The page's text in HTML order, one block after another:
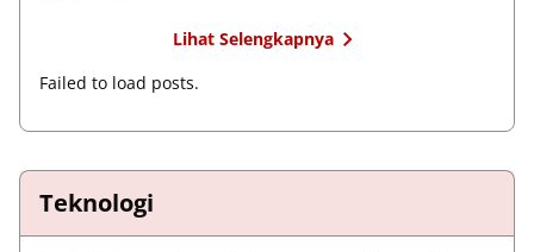
Lihat Selengkapnya
Failed to load posts.
Teknologi